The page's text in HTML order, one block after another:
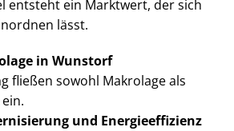
entsteht ein Marktwert, der sich
lässt.
in Wunstorf
fließen sowohl Makrolage als
und En­er­gie­ef­fi­zi­enz